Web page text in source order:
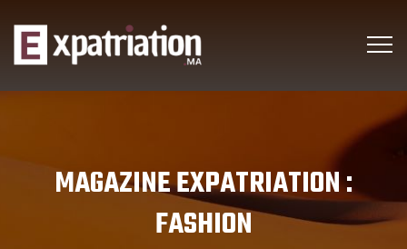
MAGAZINE EXPATRIATION :
FASHION